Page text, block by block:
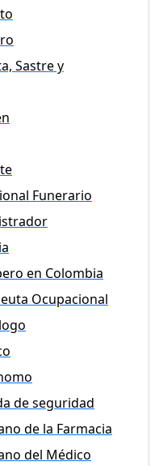
Sastre y
Funerario
en Colombia
Ocupacional
de seguridad
de la Farmacia
del Médico